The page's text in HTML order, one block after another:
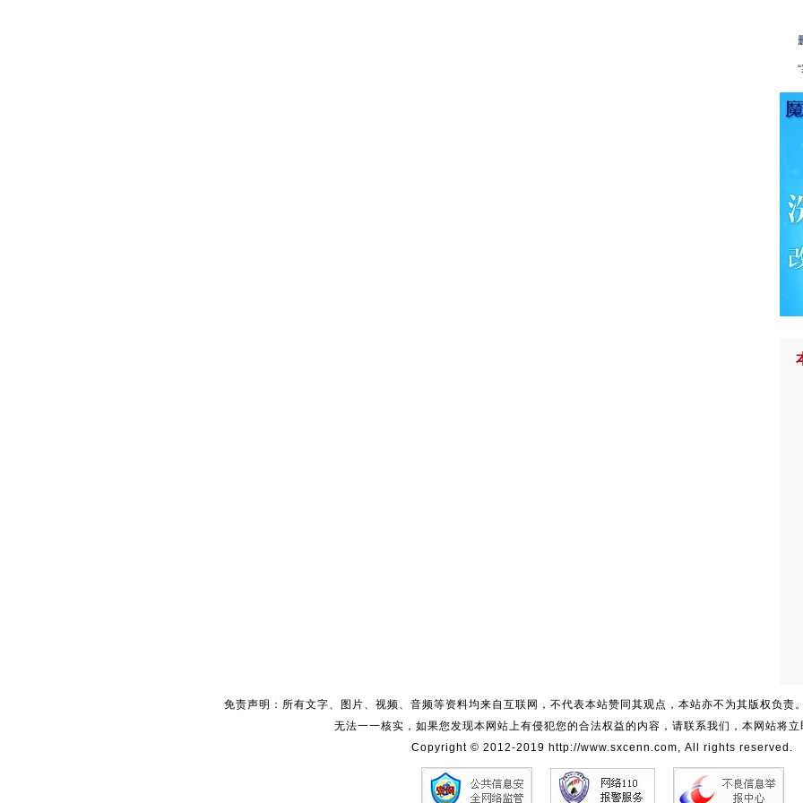
免责声明：所有文字、图片、视频、音频等资料均来自互联网，不代表本站赞同其观点，本站亦不为其版权负责
无法一一核实，如果您发现本网站上有侵犯您的合法权益的内容，请联系我们，本网站将
Copyright © 2012-2019 http://www.sxcenn.com, All rights reserved.